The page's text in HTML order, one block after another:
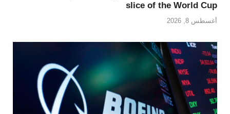
slice of the World Cup
أغسطس 8, 2026